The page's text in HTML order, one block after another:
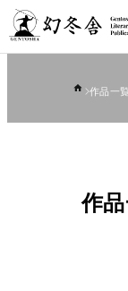
作品一覧
作